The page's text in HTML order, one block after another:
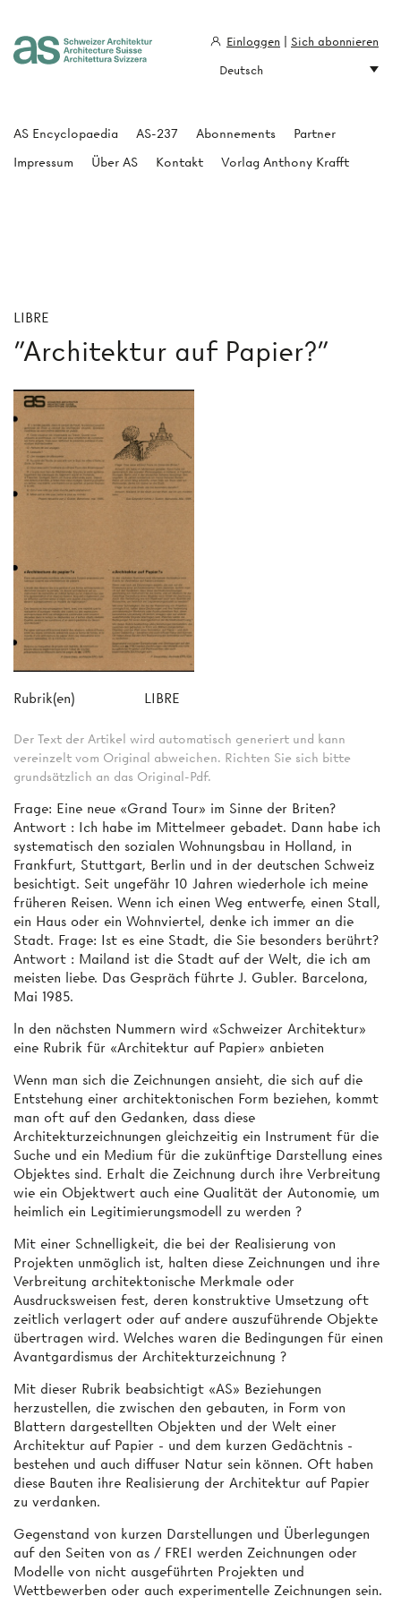
LIBRE
"Architektur auf Papier?"
Rubrik(en) LIBRE
Der Text der Artikel wird automatisch generiert und kann
vereinzelt vom Original abweichen. Richten Sie sich bitte
grundsätzlich an das Original-Pdf.
Frage: Eine neue «Grand Tour» im Sinne der Briten?
Antwort : Ich habe im Mittelmeer gebadet. Dann habe ich
systematisch den sozialen Wohnungsbau in Holland, in
Frankfurt, Stuttgart, Berlin und in der deutschen Schweiz
besichtigt. Seit ungefähr 10 Jahren wiederhole ich meine
früheren Reisen. Wenn ich einen Weg entwerfe, einen Stall,
ein Haus oder ein Wohnviertel, denke ich immer an die
Stadt. Frage: Ist es eine Stadt, die Sie besonders berührt?
Antwort : Mailand ist die Stadt auf der Welt, die ich am
meisten liebe. Das Gespräch führte J. Gubler. Barcelona,
Mai 1985.
ln den nächsten Nummern wird «Schweizer Architektur»
eine Rubrik für «Architektur auf Papier» anbieten
Wenn man sich die Zeichnungen ansieht, die sich auf die
Entstehung einer architektonischen Form beziehen, kommt
man oft auf den Gedanken, dass diese
Architekturzeichnungen gleichzeitig ein Instrument für die
Suche und ein Medium für die zukünftige Darstellung eines
Objektes sind. Erhalt die Zeichnung durch ihre Verbreitung
wie ein Objektwert auch eine Qualität der Autonomie, um
heimlich ein Legitimierungsmodell zu werden ?
Mit einer Schnelligkeit, die bei der Realisierung von
Projekten unmöglich ist, halten diese Zeichnungen und ihre
Verbreitung architektonische Merkmale oder
Ausdrucksweisen fest, deren konstruktive Umsetzung oft
zeitlich verlagert oder auf andere auszuführende Objekte
übertragen wird. Welches waren die Bedingungen für einen
Avantgardismus der Architekturzeichnung ?
Mit dieser Rubrik beabsichtigt «AS» Beziehungen
herzustellen, die zwischen den gebauten, in Form von
Blattern dargestellten Objekten und der Welt einer
Architektur auf Papier - und dem kurzen Gedächtnis -
bestehen und auch diffuser Natur sein können. Oft haben
diese Bauten ihre Realisierung der Architektur auf Papier
zu verdanken.
Gegenstand von kurzen Darstellungen und Überlegungen
auf den Seiten von as / FREI werden Zeichnungen oder
Modelle von nicht ausgeführten Projekten und
Wettbewerben oder auch experimentelle Zeichnungen sein.
AS Encyclopaedia AS-237 Abonnements
Partner
Impressum
Über AS Kontakt Vorlag Anthony Krafft
Einloggen
Sich abonnieren
Deutsch